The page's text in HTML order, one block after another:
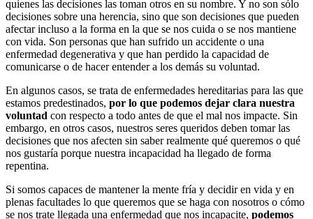
quienes las decisiones las toman otros en su nombre. Y no son sólo
decisiones sobre una herencia, sino que son decisiones que pueden
afectar incluso a la forma en la que se nos cuida o se nos mantiene
con vida. Son personas que han sufrido un accidente o una
enfermedad degenerativa y que han perdido la capacidad de
comunicarse o de hacer entender a los demás su voluntad.
En algunos casos, se trata de enfermedades hereditarias para las que
estamos predestinados, por lo que podemos dejar clara nuestra
voluntad con respecto a todo antes de que el mal nos impacte. Sin
embargo, en otros casos, nuestros seres queridos deben tomar las
decisiones que nos afecten sin saber realmente qué queremos o qué
nos gustaría porque nuestra incapacidad ha llegado de forma
repentina.
Si somos capaces de mantener la mente fría y decidir en vida y en
plenas facultades lo que queremos que se haga con nosotros o cómo
se nos trate llegada una enfermedad que nos incapacite, podemos